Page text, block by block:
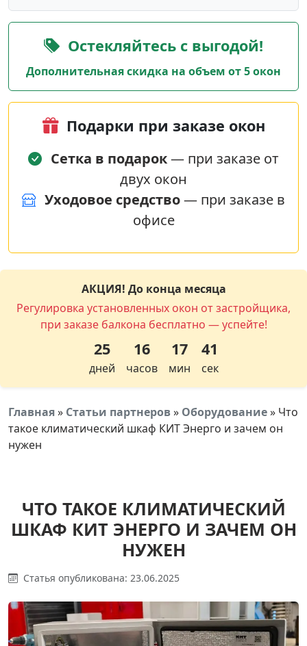
Остекляйтесь с выгодой!
Дополнительная скидка на объем от 5 окон
Подарки при заказе окон
Сетка в подарок— при заказе от
двух окон
Уходовое средство— при заказе в
офисе
АКЦИЯ! До конца месяца
Регулировка установленных окон от застройщика,
при заказе балкона бесплатно — успейте!
25
дней
16
часов
17
мин
41
сек
Главная» Статьи партнеров» Оборудование» Что
такое климатический шкаф КИТ Энерго и зачем он
нужен
ЧТО ТАКОЕ КЛИМАТИЧЕСКИЙ
ШКАФ КИТ ЭНЕРГО И ЗАЧЕМ ОН
НУЖЕН
Статья опубликована: 23.06.2025